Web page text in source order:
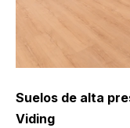
Suelos de alta
Viding